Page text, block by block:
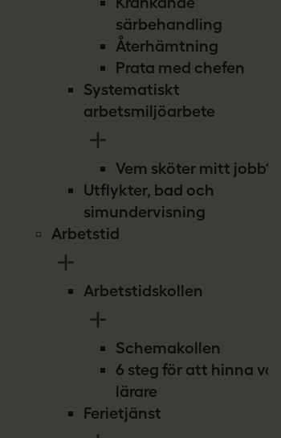
särbehandling
Återhämtning
Prata med chefen
Systematiskt
arbetsmiljöarbete
Vem sköter mitt jobb?
Utflykter, bad och
simundervisning
Arbetstid
Arbetstidskollen
Schemakollen
6 steg för att hinna vara
lärare
Ferietjänst